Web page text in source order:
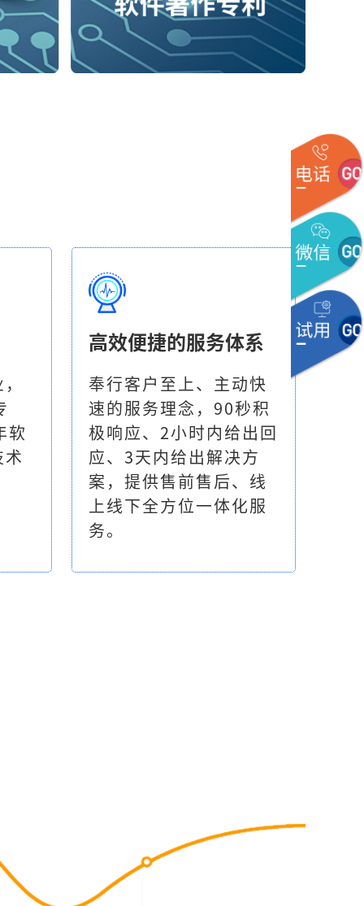
软
术
高效便捷的服务体系
奉行客户至上、主动快
速的服务理念，90秒积
极响应、2小时内给出回
应、3天内给出解决方
案，提供售前售后、线
上线下全方位一体化服
务。